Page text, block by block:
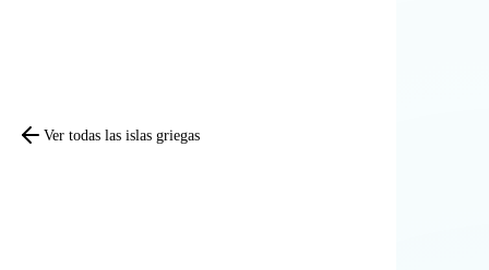
Ver todas las islas griegas